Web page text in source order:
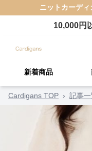
ニットカーディ
10,000円
新着商品
Cardigans TOP › 記事一